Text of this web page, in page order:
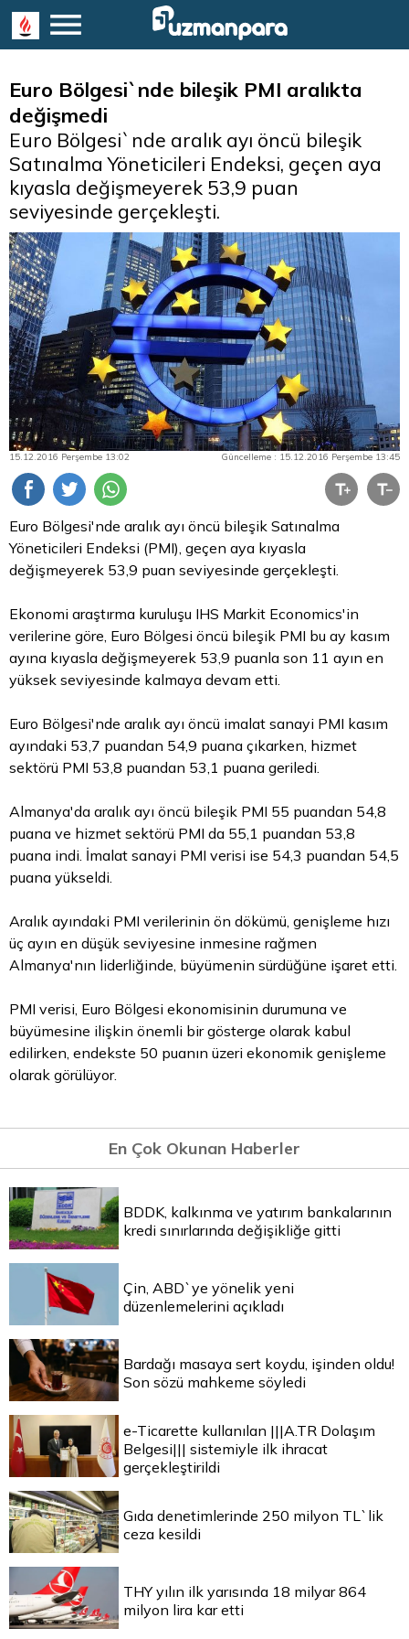
Euro Bölgesi`nde bileşik PMI aralıkta
değişmedi
Euro Bölgesi`nde aralık ayı öncü bileşik
Satınalma Yöneticileri Endeksi, geçen aya
kıyasla değişmeyerek 53,9 puan
seviyesinde gerçekleşti.
15.12.2016 Perşembe 13:02 Güncelleme : 15.12.2016 Perşembe 13:45
Euro Bölgesi'nde aralık ayı öncü bileşik Satınalma
Yöneticileri Endeksi (PMI), geçen aya kıyasla
değişmeyerek 53,9 puan seviyesinde gerçekleşti.
Ekonomi araştırma kuruluşu IHS Markit Economics'in
verilerine göre, Euro Bölgesi öncü bileşik PMI bu ay kasım
ayına kıyasla değişmeyerek 53,9 puanla son 11 ayın en
yüksek seviyesinde kalmaya devam etti.
Euro Bölgesi'nde aralık ayı öncü imalat sanayi PMI kasım
ayındaki 53,7 puandan 54,9 puana çıkarken, hizmet
sektörü PMI 53,8 puandan 53,1 puana geriledi.
Almanya'da aralık ayı öncü bileşik PMI 55 puandan 54,8
puana ve hizmet sektörü PMI da 55,1 puandan 53,8
puana indi. İmalat sanayi PMI verisi ise 54,3 puandan 54,5
puana yükseldi.
Aralık ayındaki PMI verilerinin ön dökümü, genişleme hızı
üç ayın en düşük seviyesine inmesine rağmen
Almanya'nın liderliğinde, büyümenin sürdüğüne işaret etti.
PMI verisi, Euro Bölgesi ekonomisinin durumuna ve
büyümesine ilişkin önemli bir gösterge olarak kabul
edilirken, endekste 50 puanın üzeri ekonomik genişleme
olarak görülüyor.
En Çok Okunan Haberler
BDDK, kalkınma ve yatırım bankalarının
kredi sınırlarında değişikliğe gitti
Çin, ABD`ye yönelik yeni
düzenlemelerini açıkladı
Bardağı masaya sert koydu, işinden oldu!
Son sözü mahkeme söyledi
e-Ticarette kullanılan |||A.TR Dolaşım
Belgesi||| sistemiyle ilk ihracat
gerçekleştirildi
Gıda denetimlerinde 250 milyon TL`lik
ceza kesildi
THY yılın ilk yarısında 18 milyar 864
milyon lira kar etti